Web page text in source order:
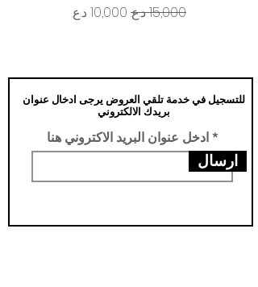
سعر عادي سعر البيع
للتسجيل في خدمة تلقي العروض يرجى ادخال عنوان
بريدك الالكتروني
ادخل عنوان البريد الاكتروني هنا
ارسال